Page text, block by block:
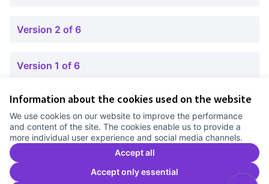
Information about the cookies used on the website
We use cookies on our website to improve the performance
and content of the site. The cookies enable us to provide a
more individual user experience and social media channels.
Accept all
Accept only essential
Version 2 of 6
Version 1 of 6
Cookie settings
Comunitat Canòdrom at Facebook
(External link)
Comunitat Canòdrom at Instagram
(External link)
Comunitat Canòdrom at YouTube
(External link)
English
Triar la llenguaElegir el idiomaChoose language